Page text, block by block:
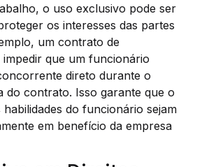
o uso exclusivo pode ser
os interesses das partes
um contrato de
impedir que um funcionário
direto durante o
do contrato. Isso garante que o
do funcionário sejam
em benefício da empresa